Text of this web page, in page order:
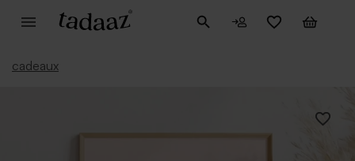
cadeaux